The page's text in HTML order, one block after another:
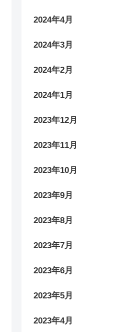
2024年4月
2024年3月
2024年2月
2024年1月
2023年12月
2023年11月
2023年10月
2023年9月
2023年8月
2023年7月
2023年6月
2023年5月
2023年4月